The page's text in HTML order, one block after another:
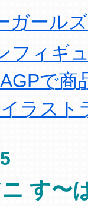
ガール
フィギ
で商
ラスト
ニ す